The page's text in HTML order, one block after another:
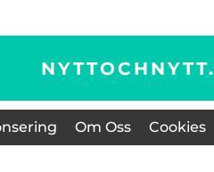
NYTTOCHNYTT.
Om Oss Cookies